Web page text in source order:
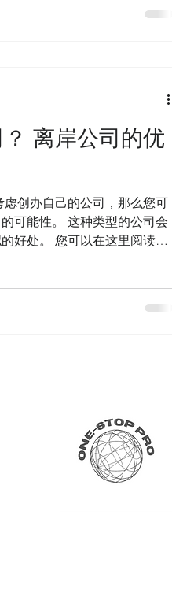
离岸公司的优
创办自己的公司，那么您可
可能性。 这种类型的公司会
好处。 您可以在这里阅读更